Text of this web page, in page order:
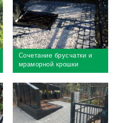
Сочетание брусчатки и
мраморной крошки